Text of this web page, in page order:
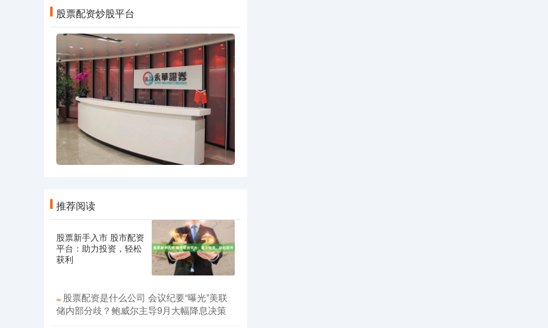
股票配资炒股平台
推荐阅读
股票新手入市 股市配资
平台：助力投资，轻松
获利
股票配资是什么公司 会议纪要“曝光”美联
储内部分歧？鲍威尔主导9月大幅降息决策